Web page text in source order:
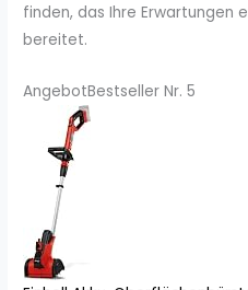
finden, das Ihre Erwartungen
bereitet.
AngebotBestseller Nr. 5